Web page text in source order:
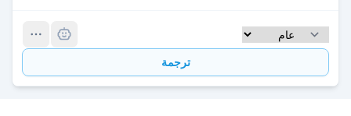
ترجمة